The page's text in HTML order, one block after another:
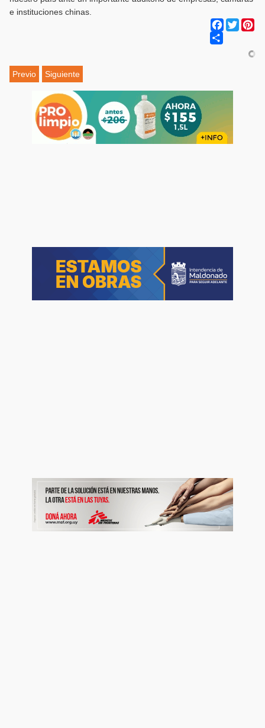
e instituciones chinas.
Facebook
Twitter
Previo Siguiente